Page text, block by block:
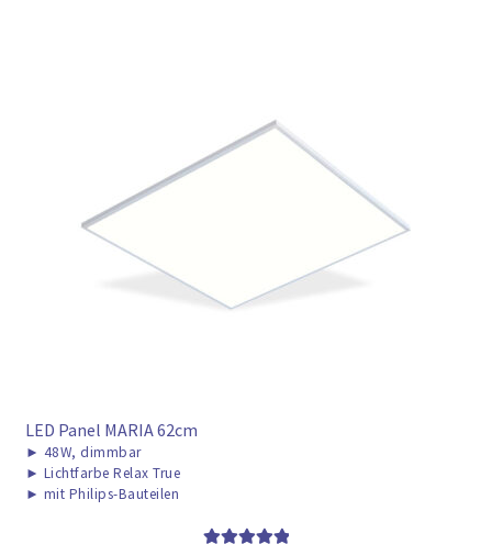
LED Panel MARIA 62cm
► 48W, dimmbar
► Lichtfarbe Relax True
► mit Philips-Bauteilen